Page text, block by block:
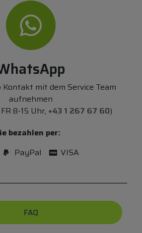
mit dem Service Team
aufnehmen
8-15 Uhr, +43 1 267 67 60)
bezahlen per:
PayPal
VISA
FAQ